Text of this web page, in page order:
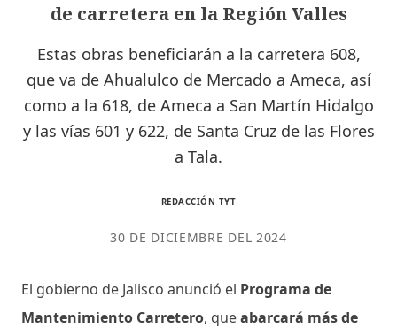
de carretera en la Región Valles
Estas obras beneficiarán a la carretera 608,
que va de Ahualulco de Mercado a Ameca, así
como a la 618, de Ameca a San Martín Hidalgo
y las vías 601 y 622, de Santa Cruz de las Flores
a Tala.
REDACCIÓN TYT
30 DE DICIEMBRE DEL 2024
El gobierno de Jalisco anunció el Programa de
Mantenimiento Carretero, queabarcará más de